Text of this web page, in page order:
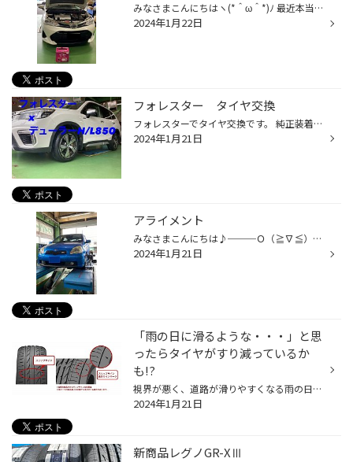
みなさまこんにちはヽ(*＾ω＾*)ﾉ 最近本当寒くなって来ましたね！ 寒い日は身体中が痛いです(^◇^;) 冬場はバッテリートラブルが増える季節です。 おかしいなぁ〜って思ったらバッテリーの点検無料で行って居ますので是非お越し下さい！ 今回ご来店頂いたお客様は新車からのバッテリーで 初めての交...
2024年1月22日
フォレスター タイヤ交換
フォレスターでタイヤ交換です。 純正装着タイヤがだいぶ減ってきてます。 約26,000kmでした。 2019年セリアルなので約4年走行です。 今回お選びいただいたのがH/L850 しっかりバランス調整します。 比較的キレイですが ハブ部分のサビを落として防錆剤を塗ります。 規定のトルクで締め付けます。 ...
2024年1月21日
アライメント
みなさまこんにちは♪───Ｏ（≧∇≦）Ｏ────♪ 本日はご予約のヴィッツのアライメントです！ ご自身で車高調取付けてスタッドレスに履き替えてからのアライメントです^_^ 画像がこれしか撮れなくてすいません(＞人＜;) 夏タイヤの交換もお待ちしております！ みなさまのご来店スタッフ一同お待ちしており...
2024年1月21日
「雨の日に滑るような・・・」と思
ったらタイヤがすり減っているか
も!?
視界が悪く、道路が滑りやすくなる雨の日の運転って、ちょっと憂鬱ですよね。ヒヤッとされた経験をお持ちの方も多いでしょうし、より一層注意しながら走ると疲れ方も違うと思います。 そんな雨の日もより快適にクルマで移動したいなら、やはりタイヤのコンディションが重要です。タイヤがすり減り、...
2024年1月21日
新商品レグノGR-XⅢ